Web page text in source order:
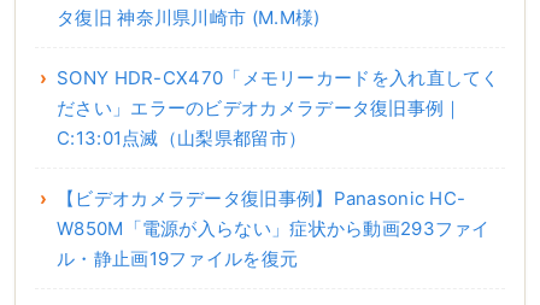
タ復旧 神奈川県川崎市 (M.M様)
SONY HDR-CX470「メモリーカードを入れ直してく
ださい」エラーのビデオカメラデータ復旧事例｜
C:13:01点滅（山梨県都留市）
【ビデオカメラデータ復旧事例】Panasonic HC-
W850M「電源が入らない」症状から動画293ファイ
ル・静止画19ファイルを復元